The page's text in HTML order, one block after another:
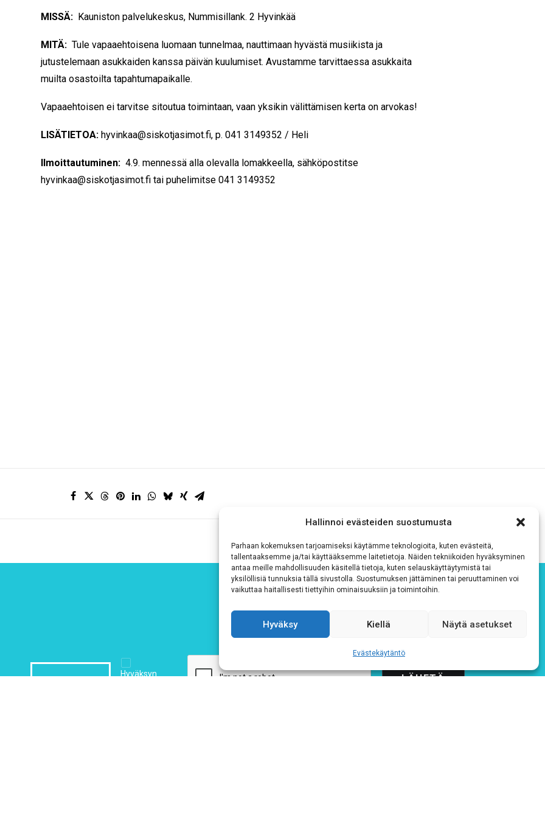
Hallinnoi evästeiden suostumusta
Parhaan kokemuksen tarjoamiseksi käytämme teknologioita, kuten evästeitä,
tallentaaksemme ja/tai käyttääksemme laitetietoja. Näiden tekniikoiden hyväksyminen
antaa meille mahdollisuuden käsitellä tietoja, kuten selauskäyttäytymistä tai
yksilöllisiä tunnuksia tällä sivustolla. Suostumuksen jättäminen tai peruuttaminen voi
vaikuttaa haitallisesti tiettyihin ominaisuuksiin ja toimintoihin.
Hyväksy Kiellä Näytä asetukset
Evästekäytäntö
MISSÄ: Kauniston palvelukeskus, Nummisillank. 2 Hyvinkää
MITÄ:Tule vapaaehtoisena luomaan tunnelmaa, nauttimaan hyvästä musiikista ja
jutustelemaan asukkaiden kanssa päivän kuulumiset. Avustamme tarvittaessa asukkaita
muilta osastoilta tapahtumapaikalle.
Vapaaehtoisen ei tarvitse sitoutua toimintaan, vaan yksikin välittämisen kerta on arvokas!
LISÄTIETOA:hyvinkaa@siskotjasimot.fi, p. 041 3149352 / Heli
Ilmoittautuminen: 4.9. mennessä alla olevalla lomakkeella, sähköpostitse
hyvinkaa@siskotjasimot.fi tai puhelimitse 041 3149352
Hyväksyn